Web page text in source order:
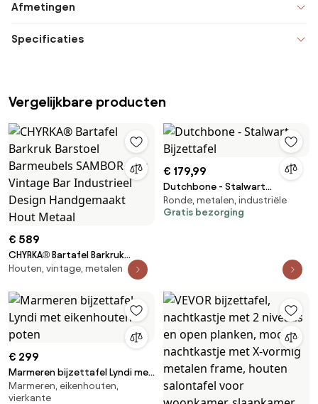
Afmetingen
Specificaties
Vergelijkbare producten
€ 589
CHYRKA® Bartafel Barkruk
Barstoel Barmeubels SAMBOR
Design Handgemaakt Hout
Metaal
Houten, vintage, metalen
€ 179,99
Dutchbone - Stalwart
Bijzettafel
Ronde, metalen, industriële
Gratis bezorging
€ 299
Marmeren bijzettafel Lyndi met
eikenhouten poten
Marmeren, eikenhouten,
vierkante